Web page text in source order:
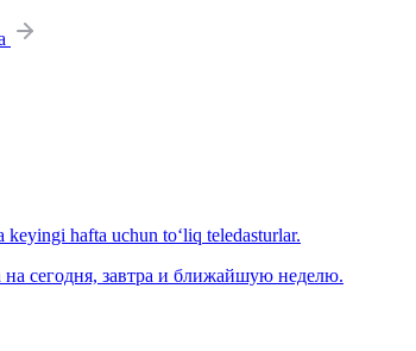
hafta uchun to‘liq teledasturlar.
сегодня, завтра и ближайшую неделю.